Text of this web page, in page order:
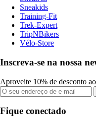
Sneakids
Training-Fit
Trek-Expert
TripNBikers
Vélo-Store
Inscreva-se na nossa
Aproveite 10% de desconto
Fique conectado